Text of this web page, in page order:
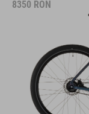
8350 RON